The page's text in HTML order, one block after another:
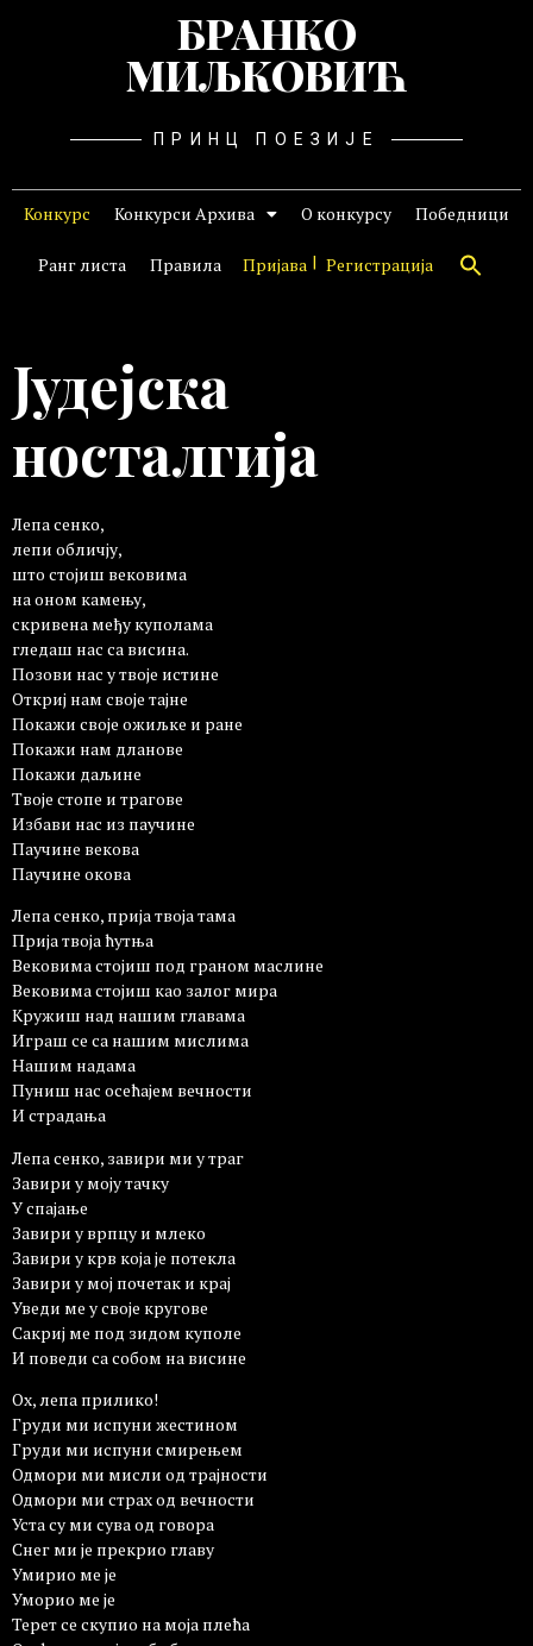
БРАНКО
МИЉКОВИЋ
ПРИНЦ ПОЕЗИЈЕ
Конкурс Конкурси Архива О конкурсу Победници
Ранг листа Правила Пријава Регистрација
Јудејска
носталгија
Лепа сенко,
лепи обличју,
што стојиш вековима
на оном камењу,
скривена међу куполама
гледаш нас са висина.
Позови нас у твоје истине
Откриј нам своје тајне
Покажи своје ожиљке и ране
Покажи нам дланове
Покажи даљине
Твоје стопе и трагове
Избави нас из паучине
Паучине векова
Паучине окова
Лепа сенко, прија твоја тама
Прија твоја ћутња
Вековима стојиш под граном маслине
Вековима стојиш као залог мира
Кружиш над нашим главама
Играш се са нашим мислима
Нашим надама
Пуниш нас осећајем вечности
И страдања
Лепа сенко, завири ми у траг
Завири у моју тачку
У спајање
Завири у врпцу и млеко
Завири у крв која је потекла
Завири у мој почетак и крај
Уведи ме у своје кругове
Сакриј ме под зидом куполе
И поведи са собом на висине
Ох, лепа прилико!
Груди ми испуни жестином
Груди ми испуни смирењем
Одмори ми мисли од трајности
Одмори ми страх од вечности
Уста су ми сува од говора
Снег ми је прекрио главу
Умирио ме је
Уморио ме је
Терет се скупио на моја плећа